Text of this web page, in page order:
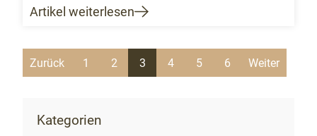
Artikel weiterlesen
Zurück 1 2 3 4 5 6 Weiter
Kategorien